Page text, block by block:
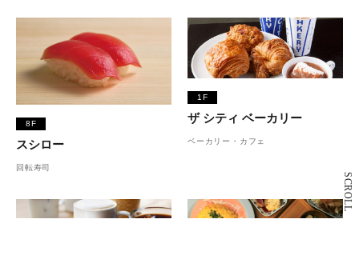
SCROLL
8F
スシロー
回転寿司
1F
ザ シティ ベーカリー
ベーカリー・カフェ